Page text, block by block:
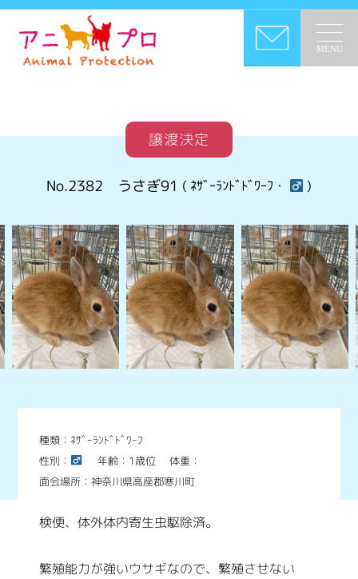
MENU
No.2382 うさぎ91 ( ﾈｻﾞｰﾗﾝﾄﾞﾄﾞﾜｰﾌ・ )
譲渡決定
種類：ﾈｻﾞｰﾗﾝﾄﾞﾄﾞﾜｰﾌ
性別：
年齢：1歳位
体重：
面会場所：神奈川県高座郡寒川町
検便、体外体内寄生虫駆除済。
繁殖能力が強いウサギなので、繁殖させない